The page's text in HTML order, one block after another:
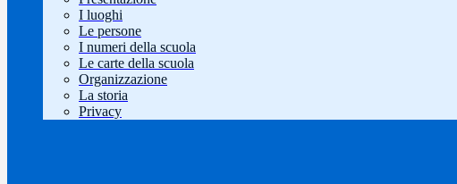
I luoghi
Le persone
I numeri della scuola
Le carte della scuola
Organizzazione
La storia
Privacy